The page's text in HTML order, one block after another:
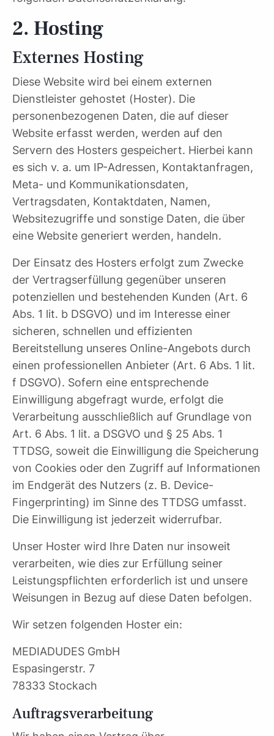
2. Hosting
Externes Hosting
Diese Website wird bei einem externen
Dienstleister gehostet (Hoster). Die
personenbezogenen Daten, die auf dieser
Website erfasst werden, werden auf den
Servern des Hosters gespeichert. Hierbei kann
es sich v. a. um IP-Adressen, Kontaktanfragen,
Meta- und Kommunikationsdaten,
Vertragsdaten, Kontaktdaten, Namen,
Websitezugriffe und sonstige Daten, die über
eine Website generiert werden, handeln.
Der Einsatz des Hosters erfolgt zum Zwecke
der Vertragserfüllung gegenüber unseren
potenziellen und bestehenden Kunden (Art. 6
Abs. 1 lit. b DSGVO) und im Interesse einer
sicheren, schnellen und effizienten
Bereitstellung unseres Online-Angebots durch
einen professionellen Anbieter (Art. 6 Abs. 1 lit.
f DSGVO). Sofern eine entsprechende
Einwilligung abgefragt wurde, erfolgt die
Verarbeitung ausschließlich auf Grundlage von
Art. 6 Abs. 1 lit. a DSGVO und § 25 Abs. 1
TTDSG, soweit die Einwilligung die Speicherung
von Cookies oder den Zugriff auf Informationen
im Endgerät des Nutzers (z. B. Device-
Fingerprinting) im Sinne des TTDSG umfasst.
Die Einwilligung ist jederzeit widerrufbar.
Unser Hoster wird Ihre Daten nur insoweit
verarbeiten, wie dies zur Erfüllung seiner
Leistungspflichten erforderlich ist und unsere
Weisungen in Bezug auf diese Daten befolgen.
Wir setzen folgenden Hoster ein:
MEDIADUDES GmbH
Espasingerstr. 7
78333 Stockach
Auftragsverarbeitung